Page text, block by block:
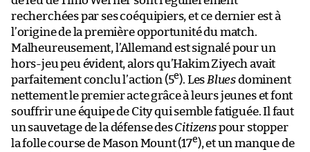
recherchées par ses coéquipiers, et ce dernier est à
l’origine de la première opportunité du match.
Malheureusement, l’Allemand est signalé pour un
hors-jeu peu évident, alors qu’Hakim Ziyech avait
parfaitement conclu l’action (5e). Les Bluesdominent
nettement le premier acte grâce à leurs jeunes et font
souffrir une équipe de City qui semble fatiguée. Il faut
un sauvetage de la défense desCitizenspour stopper
la folle course de Mason Mount (17e), et un manque de